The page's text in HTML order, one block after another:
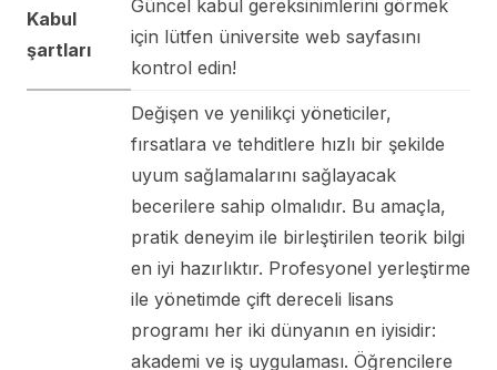
Kabul
şartları
Güncel kabul gereksinimlerini görmek
için lütfen üniversite web sayfasını
kontrol edin!
Değişen ve yenilikçi yöneticiler,
fırsatlara ve tehditlere hızlı bir şekilde
uyum sağlamalarını sağlayacak
becerilere sahip olmalıdır. Bu amaçla,
pratik deneyim ile birleştirilen teorik bilgi
en iyi hazırlıktır. Profesyonel yerleştirme
ile yönetimde çift dereceli lisans
programı her iki dünyanın en iyisidir:
akademi ve iş uygulaması. Öğrencilere